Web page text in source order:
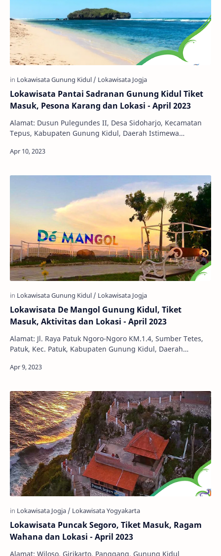
Lokawisata Pantai Sadranan Gunung Kidul Tiket
Masuk, Pesona Karang dan Lokasi - April 2023
Alamat: Dusun Pulegundes II, Desa Sidoharjo, Kecamatan
Tepus, Kabupaten Gunung Kidul, Daerah Istimewa
Lokawisata De Mangol Gunung Kidul, Tiket
Masuk, Aktivitas dan Lokasi - April 2023
Alamat: Jl. Raya Patuk Ngoro-Ngoro KM.1.4, Sumber Tetes,
Patuk, Kec. Patuk, Kabupaten Gunung Kidul, Daerah
Lokawisata Puncak Segoro, Tiket Masuk, Ragam
Wahana dan Lokasi - April 2023
Alamat: Wiloso, Girikarto, Panggang, Gunung Kidul